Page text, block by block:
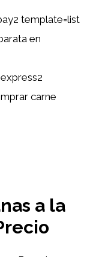
template=list
en
carne
a la